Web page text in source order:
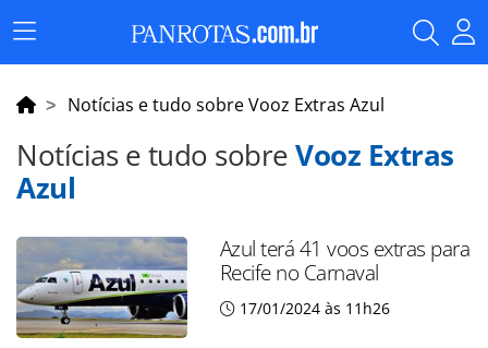
Menu
Principal
Notícias e tudo sobre Vooz Extras Azul
Notícias e tudo sobreVooz Extras
Azul
Azul terá 41 voos extras para
Recife no Carnaval
17/01/2024 às 11h26